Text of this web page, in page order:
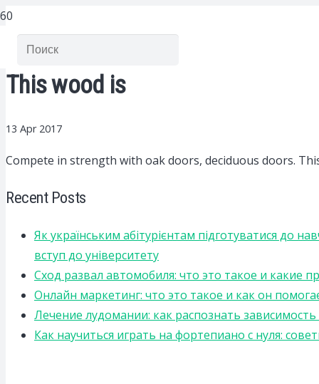
This wood is
13 Apr 2017
Compete in strength with oak doors, deciduous doors.
Recent Posts
Як українським абітурієнтам підготуватися до
вступ до університету
Сход развал автомобиля: что это такое и какие
Онлайн маркетинг: что это такое и как он
Лечение лудомании: как распознать
Как научиться играть на фортепиано с нуля: